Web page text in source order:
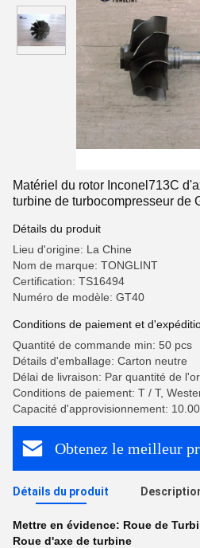
Matériel du rotor Inconel713C
turbine de turbocompresseur de
Détails du produit
Lieu d'origine: La Chine
Nom de marque: TONGLINT
Certification: TS16494
Numéro de modèle: GT40
Conditions de paiement et
Quantité de commande min: 50 pcs
Détails d'emballage: Carton neutre
Délai de livraison: Par quantité de
Conditions de paiement: T / T,
Capacité d'approvisionnement:
Obtenez le meilleur
Détails du produit
Mettre en évidence: Roue de
Roue d'axe de turbine